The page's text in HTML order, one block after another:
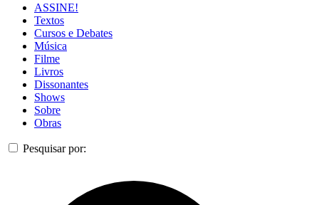
ASSINE!
Textos
Cursos e Debates
Música
Filme
Livros
Dissonantes
Shows
Sobre
Obras
Pesquisar por: